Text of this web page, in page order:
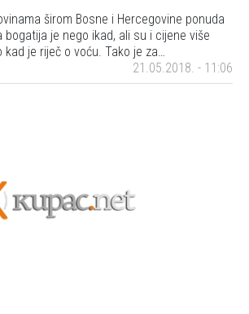
širom Bosne i Hercegovine ponuda
bogatija je nego ikad, ali su i cijene više
kad je riječ o voću. Tako je za…
21.05.2018. - 11:06